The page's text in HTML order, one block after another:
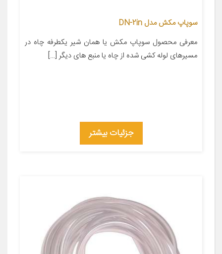
سوپاپ مکش مدل DN-2in
معرفی محصول سوپاپ مکش یا همان شیر یکطرفه چاه در
مسیرهای لوله کشی شده از چاه یا منبع های دیگر […]
جزئیات بیشتر